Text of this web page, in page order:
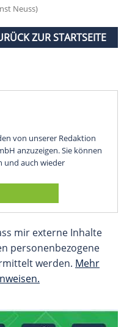
Neuss)
ZUR STARTSEITE
von unserer Redaktion
anzuzeigen. Sie können
und auch wieder
mir externe Inhalte
personenbezogene
werden. Mehr